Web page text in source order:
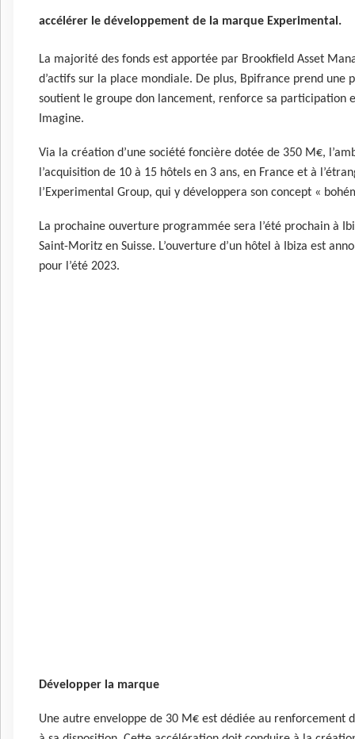
accélérer le développement de la marque Experimental.
La majorité des fonds est apportée par Brookfield Asset
d’actifs sur la place mondiale. De plus, Bpifrance prend
soutient le groupe don lancement, renforce sa participation
Imagine.
Via la création d’une société foncière dotée de 350 M€,
l’acquisition de 10 à 15 hôtels en 3 ans, en France et à
l’Experimental Group, qui y développera son concept «
La prochaine ouverture programmée sera l’été prochain à
Saint-Moritz en Suisse. L’ouverture d’un hôtel à Ibiza est
pour l’été 2023.
Développer la marque
Une autre enveloppe de 30 M€ est dédiée au renforcement